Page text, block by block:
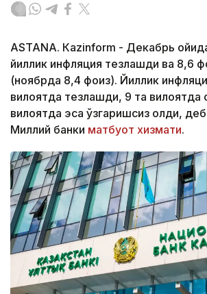
ASTANА. Кazinform - Декабрь
йиллик инфляция тезлашди ва 8,6
(ноябрда 8,4 фоиз). Йиллик
вилоятда тезлашди, 9 та вилоятда
вилоятда эса ўзгаришсиз қолди,
Миллий банки матбуот хизмати.